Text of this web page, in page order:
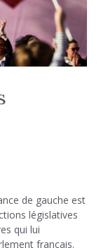
de gauche est
législatives
qui lui
français.